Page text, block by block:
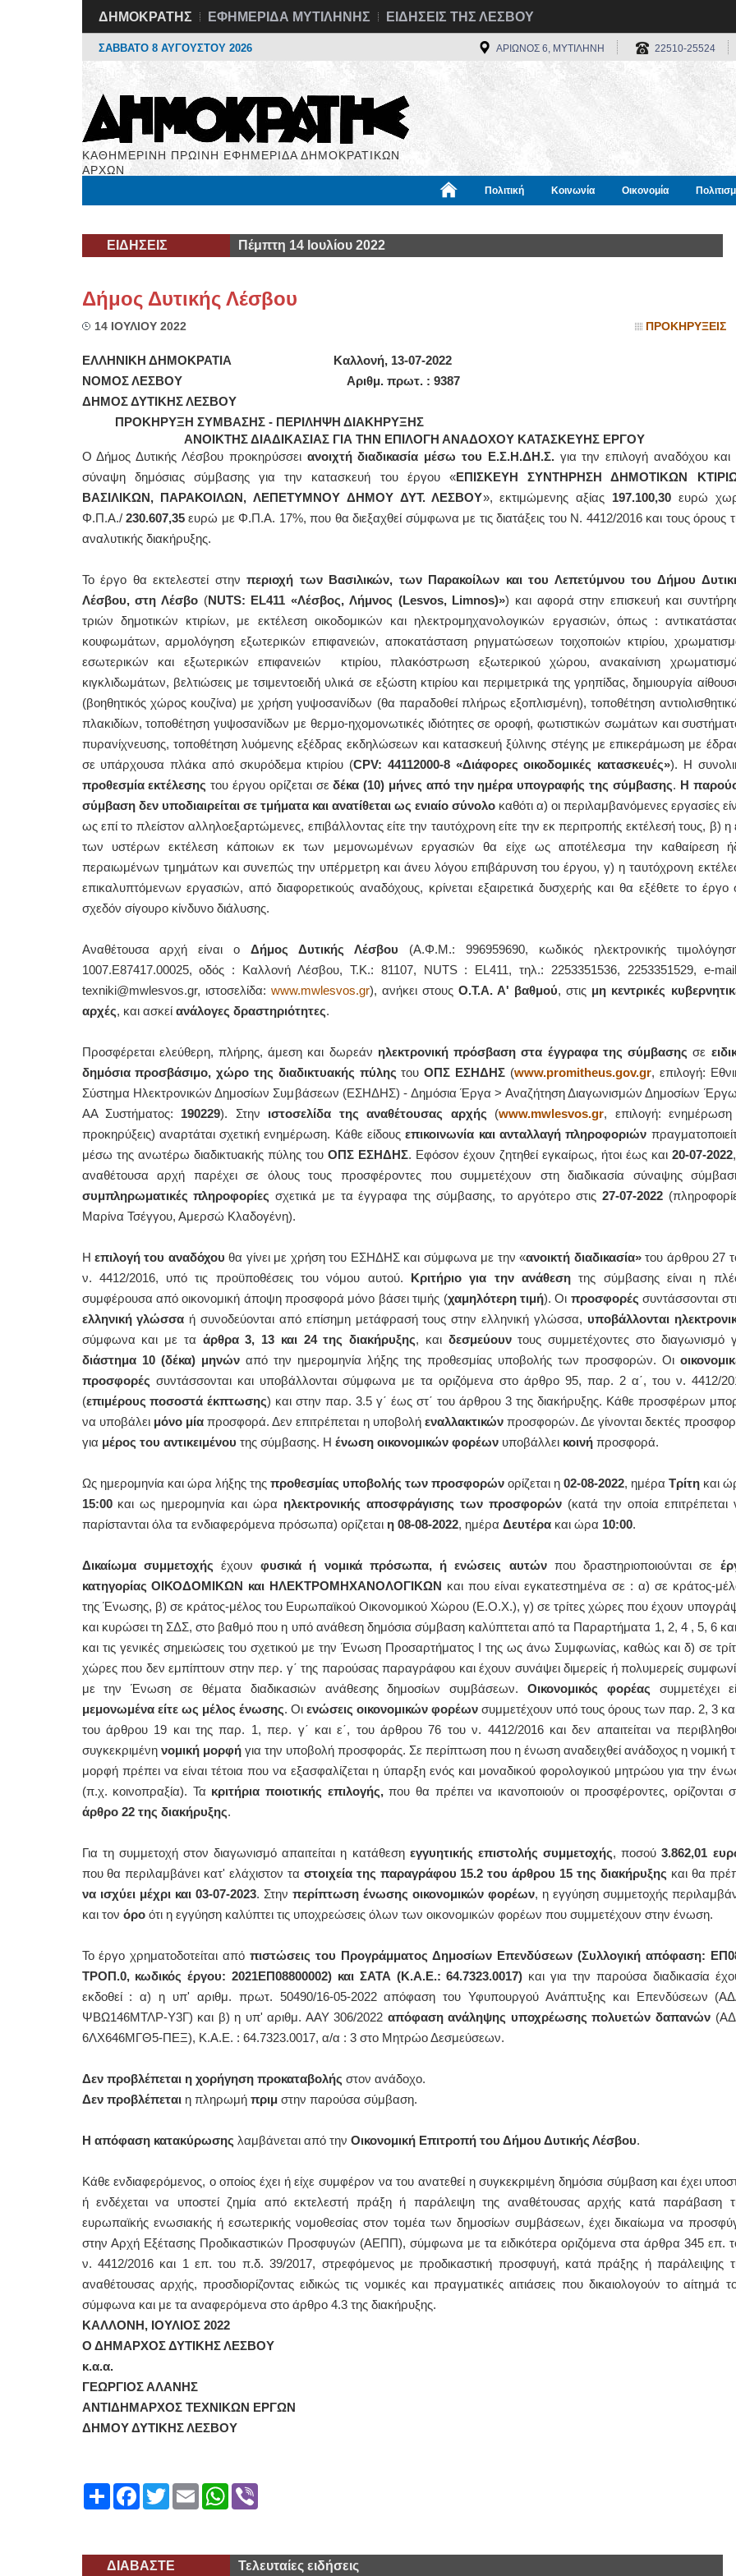
ΔΗΜΟΚΡΑΤΗΣ ΕΦΗΜΕΡΙΔΑ ΜΥΤΙΛΗΝΗΣ ΕΙΔΗΣΕΙΣ ΤΗΣ ΛΕΣΒΟΥ
ΣΑΒΒΑΤΟ 8 ΑΥΓΟΥΣΤΟΥ 2026 ΑΡΙΩΝΟΣ 6, ΜΥΤΙΛΗΝΗ 22510-25524
ΚΑΘΗΜΕΡΙΝΗ ΠΡΩΙΝΗ ΕΦΗΜΕΡΙΔΑ ΔΗΜΟΚΡΑΤΙΚΩΝ
ΑΡΧΩΝ
Πολιτική Κοινωνία Οικονομία
ΕΙΔΗΣΕΙΣ Πέμπτη 14 Ιουλίου 2022
Δήμος Δυτικής Λέσβου
14 ΙΟΥΛΙΟΥ 2022 ΠΡΟΚΗΡΥΞΕΙΣ
ΕΛΛΗΝΙΚΗ ΔΗΜOΚΡΑΤΙΑ
Καλλονή, 13-07-2022
ΝΟΜΟΣ ΛΕΣΒΟΥ
Αριθμ. πρωτ. : 9387
ΔΗΜΟΣ ΔΥΤΙΚΗΣ ΛΕΣΒΟΥ
ΠΡΟΚΗΡΥΞΗ ΣΥΜΒΑΣΗΣ - ΠΕΡΙΛΗΨΗ ΔΙΑΚΗΡΥΞΗΣ
ΑΝΟΙΚΤΗΣ ΔΙΑΔΙΚΑΣΙΑΣ ΓΙΑ ΤΗΝ ΕΠΙΛΟΓΗ ΑΝΑΔΟΧΟΥ ΚΑΤΑΣΚΕΥΗΣ ΕΡΓΟΥ
Ο Δήμος Δυτικής Λέσβου προκηρύσσει ανοιχτή διαδικασία μέσω του Ε.Σ.Η.ΔΗ.Σ.για την επιλογή αναδόχου και
σύναψη δημόσιας σύμβασης για την κατασκευή του έργου «ΕΠΙΣΚΕΥΗ ΣΥΝΤΗΡΗΣΗ ΔΗΜΟΤΙΚΩΝ
ΒΑΣΙΛΙΚΩΝ, ΠΑΡΑΚΟΙΛΩΝ, ΛΕΠΕΤΥΜΝΟΥ ΔΗΜΟΥ ΔΥΤ. ΛΕΣΒΟΥ», εκτιμώμενης αξίας 197.100,30 ευρώ
Φ.Π.Α./ 230.607,35ευρώ με Φ.Π.Α. 17%, που θα διεξαχθεί σύμφωνα με τις διατάξεις του Ν. 4412/2016 και τους όρους
αναλυτικής διακήρυξης.
Το έργο θα εκτελεστεί στηνπεριοχή των Βασιλικών, των Παρακοίλων και του Λεπετύμνου του Δήμου
Λέσβου, στη Λέσβο (NUTS: EL411 «Λέσβος, Λήμνος (Lesvos, Limnos)») και αφορά στην επισκευή και
τριών δημοτικών κτιρίων, με εκτέλεση οικοδομικών και ηλεκτρομηχανολογικών εργασιών, όπως :
κουφωμάτων, αρμολόγηση εξωτερικών επιφανειών, αποκατάσταση ρηγματώσεων τοιχοποιών κτιρίου,
εσωτερικών και εξωτερικών επιφανειών κτιρίου, πλακόστρωση εξωτερικού χώρου, ανακαίνιση
κιγκλιδωμάτων, βελτιώσεις με τσιμεντοειδή υλικά σε εξώστη κτιρίου και περιμετρικά της γρηπίδας, δημιουργία
(βοηθητικός χώρος κουζίνα) με χρήση γυψοσανίδων (θα παραδοθεί πλήρως εξοπλισμένη), τοποθέτηση
πλακιδίων, τοποθέτηση γυψοσανίδων με θερμο-ηχομονωτικές ιδιότητες σε οροφή, φωτιστικών σωμάτων και
πυρανίχνευσης, τοποθέτηση λυόμενης εξέδρας εκδηλώσεων και κατασκευή ξύλινης στέγης με επικεράμωση με
σε υπάρχουσα πλάκα από σκυρόδεμα κτιρίου (CPV: 44112000-8 «Διάφορες οικοδομικές κατασκευές»). Η
προθεσμία εκτέλεσης του έργου ορίζεται σεδέκα (10) μήνες από την ημέρα υπογραφής της σύμβασης. Η
σύμβαση δεν υποδιαιρείται σε τμήματα και ανατίθεται ως ενιαίο σύνολοκαθότι α) οι περιλαμβανόμενες εργασίες
ως επί το πλείστον αλληλοεξαρτώμενες, επιβάλλοντας είτε την ταυτόχρονη είτε την εκ περιτροπής εκτέλεσή τους, β) η
των υστέρων εκτέλεση κάποιων εκ των μεμονωμένων εργασιών θα είχε ως αποτέλεσμα την καθαίρεση
περαιωμένων τμημάτων και συνεπώς την υπέρμετρη και άνευ λόγου επιβάρυνση του έργου, γ) η ταυτόχρονη
επικαλυπτόμενων εργασιών, από διαφορετικούς αναδόχους, κρίνεται εξαιρετικά δυσχερής και θα εξέθετε το έργο
σχεδόν σίγουρο κίνδυνο διάλυσης.
Αναθέτουσα αρχή είναι οΔήμος Δυτικής Λέσβου (Α.Φ.Μ.: 996959690, κωδικός ηλεκτρονικής
1007.E87417.00025, οδός : Καλλονή Λέσβου, Τ.Κ.: 81107, NUTS : EL411, τηλ.: 2253351536, 2253351529, e-
texniki@mwlesvos.gr, ιστοσελίδα: www.mwlesvos.gr), ανήκει στους Ο.Τ.Α. Α' βαθμού, στις μη κεντρικές
αρχές, και ασκεί ανάλογες δραστηριότητες.
Προσφέρεται ελεύθερη, πλήρης, άμεση και δωρεάν ηλεκτρονική πρόσβαση στα έγγραφα της σύμβασης σε
δημόσια προσβάσιμο, χώρο της διαδικτυακής πύλης τουΟΠΣ ΕΣΗΔΗΣ (www.promitheus.gov.gr, επιλογή:
Σύστημα Ηλεκτρονικών Δημοσίων Συμβάσεων (ΕΣΗΔΗΣ) - Δημόσια Έργα > Αναζήτηση Διαγωνισμών Δημοσίων
ΑA Συστήματος: 190229). Στην ιστοσελίδα της αναθέτουσας αρχής (www.mwlesvos.gr, επιλογή:
προκηρύξεις) αναρτάται σχετική ενημέρωση. Κάθε είδουςεπικοινωνία και ανταλλαγή πληροφοριών
μέσω της ανωτέρω διαδικτυακής πύλης του ΟΠΣ ΕΣΗΔΗΣ. Εφόσον έχουν ζητηθεί εγκαίρως, ήτοι έως και20-07-2022
αναθέτουσα αρχή παρέχει σε όλους τους προσφέροντες που συμμετέχουν στη διαδικασία σύναψης
συμπληρωματικές πληροφορίες σχετικά με τα έγγραφα της σύμβασης, το αργότερο στις 27-07-2022
Μαρίνα Τσέγγου, Αμερσώ Κλαδογένη).
Η επιλογή του αναδόχου θα γίνει με χρήση του ΕΣΗΔΗΣ και σύμφωνα με την «ανοικτή διαδικασία»του άρθρου 27
ν. 4412/2016, υπό τις προϋποθέσεις του νόμου αυτού. Κριτήριο για την ανάθεσητης σύμβασης είναι η
συμφέρουσα από οικονομική άποψη προσφορά μόνο βάσει τιμής (χαμηλότερη τιμή). Οι προσφορές συντάσσονται
ελληνική γλώσσα ή συνοδεύονται από επίσημη μετάφρασή τους στην ελληνική γλώσσα, υποβάλλονται
σύμφωνα και με τα άρθρα 3, 13 και 24 της διακήρυξης, και δεσμεύουντους συμμετέχοντες στο διαγωνισμό
διάστημα 10 (δέκα) μηνώναπό την ημερομηνία λήξης της προθεσμίας υποβολής των προσφορών. Οι
προσφορές συντάσσονται και υποβάλλονται σύμφωνα με τα οριζόμενα στο άρθρο 95, παρ. 2 α΄, του ν. 4412/
(επιμέρους ποσοστά έκπτωσης) και στην παρ. 3.5 γ΄ έως στ΄ του άρθρου 3 της διακήρυξης. Κάθε προσφέρων
να υποβάλει μόνο μίαπροσφορά. Δεν επιτρέπεται η υποβολή εναλλακτικώνπροσφορών. Δε γίνονται δεκτές
για μέρος του αντικειμένου της σύμβασης. Η ένωση οικονομικών φορέωνυποβάλλει κοινήπροσφορά.
Ως ημερομηνία και ώρα λήξης της προθεσμίας υποβολής των προσφορώνορίζεται η 02-08-2022, ημέρα Τρίτηκαι
15:00και ως ημερομηνία και ώρα ηλεκτρονικής αποσφράγισης των προσφορών(κατά την οποία επιτρέπεται
παρίστανται όλα τα ενδιαφερόμενα πρόσωπα) ορίζεται η 08-08-2022, ημέρα Δευτέρακαι ώρα 10:00.
Δικαίωμα συμμετοχής έχουνφυσικά ή νομικά πρόσωπα, ή ενώσεις αυτώνπου δραστηριοποιούνται σε
κατηγορίας ΟΙΚΟΔΟΜΙΚΩΝ και ΗΛΕΚΤΡΟΜΗΧΑΝΟΛΟΓΙΚΩΝ και που είναι εγκατεστημένα σε : α) σε κράτος-
της Ένωσης, β) σε κράτος-μέλος του Ευρωπαϊκού Οικονομικού Χώρου (Ε.Ο.Χ.), γ) σε τρίτες χώρες που έχουν
και κυρώσει τη ΣΔΣ, στο βαθμό που η υπό ανάθεση δημόσια σύμβαση καλύπτεται από τα Παραρτήματα 1, 2, 4 , 5, 6
και τις γενικές σημειώσεις του σχετικού με την Ένωση Προσαρτήματος I της ως άνω Συμφωνίας, καθώς και δ) σε
χώρες που δεν εμπίπτουν στην περ. γ΄ της παρούσας παραγράφου και έχουν συνάψει διμερείς ή πολυμερείς
με την Ένωση σε θέματα διαδικασιών ανάθεσης δημοσίων συμβάσεων. Οικονομικός φορέας συμμετέχει
μεμονωμένα είτε ως μέλος ένωσης. Οι ενώσεις οικονομικών φορέωνσυμμετέχουν υπό τους όρους των παρ. 2, 3
του άρθρου 19 και της παρ. 1, περ. γ΄ και ε΄, του άρθρου 76 του ν. 4412/2016 και δεν απαιτείται να
συγκεκριμένη νομική μορφήγια την υποβολή προσφοράς. Σε περίπτωση που η ένωση αναδειχθεί ανάδοχος η νομική
μορφή πρέπει να είναι τέτοια που να εξασφαλίζεται η ύπαρξη ενός και μοναδικού φορολογικού μητρώου για την
(π.χ. κοινοπραξία). Τα κριτήρια ποιοτικής επιλογής,που θα πρέπει να ικανοποιούν οι προσφέροντες, ορίζονται
άρθρο 22 της διακήρυξης.
Για τη συμμετοχή στον διαγωνισμόαπαιτείται η κατάθεση εγγυητικής επιστολής συμμετοχής, ποσού3.862,01
που θα περιλαμβάνει κατ' ελάχιστον τα στοιχεία της παραγράφου 15.2 του άρθρου 15 της διακήρυξης και θα
να ισχύει μέχρι και 03-07-2023. Στην περίπτωση ένωσης οικονομικών φορέων, η εγγύηση συμμετοχής
και τον όροότι η εγγύηση καλύπτει τις υποχρεώσεις όλων των οικονομικών φορέων που συμμετέχουν στην ένωση.
Το έργο χρηματοδοτείται απόπιστώσεις του Προγράμματος Δημοσίων Επενδύσεων (Συλλογική απόφαση:
ΤΡΟΠ.0, κωδικός έργου: 2021ΕΠ08800002) και ΣΑΤΑ (Κ.Α.Ε.: 64.7323.0017) και για την παρούσα διαδικασία
εκδοθεί : α) η υπ' αριθμ. πρωτ. 50490/16-05-2022 απόφαση του Υφυπουργού Ανάπτυξης και Επενδύσεων
ΨΒΩ146ΜΤΛΡ-Υ3Γ) και β) η υπ' αριθμ. ΑΑΥ 306/2022 απόφαση ανάληψης υποχρέωσης πολυετών δαπανών
6ΛΧ646ΜΓΘ5-ΠΕΞ), Κ.Α.Ε. : 64.7323.0017, α/α : 3 στο Μητρώο Δεσμεύσεων.
Δεν προβλέπεται η χορήγηση προκαταβολής στον ανάδοχο.
Δεν προβλέπεται η πληρωμήπριμστην παρούσα σύμβαση.
Η απόφαση κατακύρωσης λαμβάνεται από την Οικονομική Επιτροπή του Δήμου Δυτικής Λέσβου.
Κάθε ενδιαφερόμενος, ο οποίος έχει ή είχε συμφέρον να του ανατεθεί η συγκεκριμένη δημόσια σύμβαση και έχει
ή ενδέχεται να υποστεί ζημία από εκτελεστή πράξη ή παράλειψη της αναθέτουσας αρχής κατά παράβαση
ευρωπαϊκής ενωσιακής ή εσωτερικής νομοθεσίας στον τομέα των δημοσίων συμβάσεων, έχει δικαίωμα να
στην Αρχή Εξέτασης Προδικαστικών Προσφυγών (ΑΕΠΠ), σύμφωνα με τα ειδικότερα οριζόμενα στα άρθρα 345 επ.
ν. 4412/2016 και 1 επ. του π.δ. 39/2017, στρεφόμενος με προδικαστική προσφυγή, κατά πράξης ή παράλειψης
αναθέτουσας αρχής, προσδιορίζοντας ειδικώς τις νομικές και πραγματικές αιτιάσεις που δικαιολογούν το αίτημά
σύμφωνα και με τα αναφερόμενα στο άρθρο 4.3 της διακήρυξης.
ΚΑΛΛΟΝΗ, ΙΟΥΛΙΟΣ 2022
Ο ΔΗΜΑΡΧΟΣ ΔΥΤΙΚΗΣ ΛΕΣΒΟΥ
κ.α.α.
ΓΕΩΡΓΙΟΣ ΑΛΑΝΗΣ
ΑΝΤΙΔΗΜΑΡΧΟΣ ΤΕΧΝΙΚΩΝ ΕΡΓΩΝ
ΔΗΜΟΥ ΔΥΤΙΚΗΣ ΛΕΣΒΟΥ
ShareFacebook
TwitterEmailWhatsApp
Viber
ΔΙΑΒΑΣΤΕ Τελευταίες ειδήσεις
ΙΩΑΝΝΗΣ Α. ΜΑΛΛΙΑΣ
ΧΕΙΡΟΥΡΓΟΣ
ΟΦΘΑΛΜΙΑΤΡΟΣ
Διδάκτωρ Ιατρικής Σχολής
Πανεπιστημίου Αθηνών
Καλλιπόλεως 3,Νέα Σμύρνη,
τηλ:210-9320215
Καβέτσου 10, Μυτιλήνη, τηλ:
Έλενα Μπούμπα
Στρατιωτικός Ιατρός
Διδ.Παν.Αθηνών
Διπλωματούχος Ευρ.Ακαδημίας
Πάρνηθας 95-97 Αχαρναί